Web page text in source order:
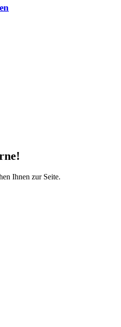
Ihnen zur Seite.